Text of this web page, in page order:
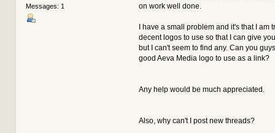
Messages: 1
on work well done.
I have a small problem and it's that I am
decent logos to use so that I can give
but I can't seem to find any. Can you
good Aeva Media logo to use as a link?
Any help would be much appreciated.
Also, why can't I post new threads?